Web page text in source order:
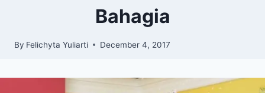
Bahagia
By Felichyta Yuliarti December 4, 2017